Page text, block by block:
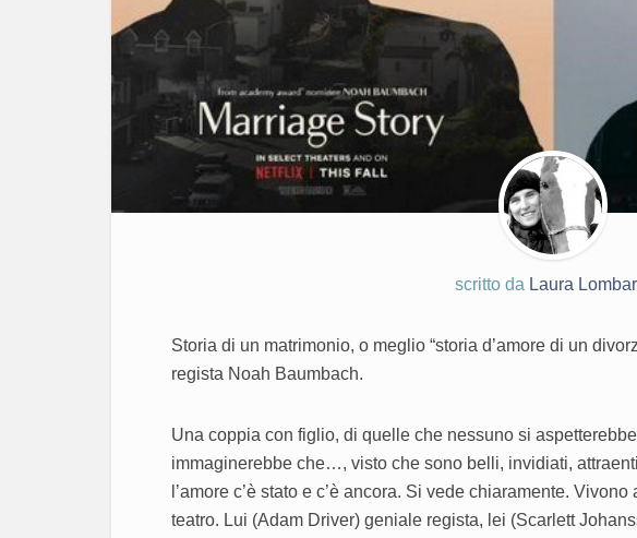
scritto da Laura
Storia di un matrimonio, o meglio “storia d’amore di un
regista Noah Baumbach.
Una coppia con figlio, di quelle che nessuno si
immaginerebbe che…, visto che sono belli, invidiati,
l’amore c’è stato e c’è ancora. Si vede chiaramente.
teatro. Lui (Adam Driver) geniale regista, lei (Scarlett